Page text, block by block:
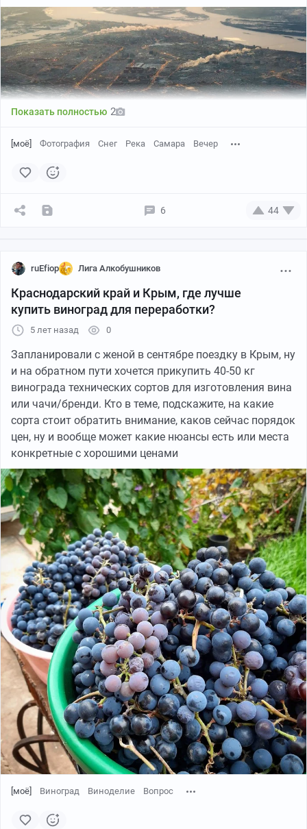
Показать полностью 2
[моё] Фотография Снег Река Самара Вечер
6 44
ruEfiop Лига Алкобушников
Краснодарский край и Крым, где лучше
купить виноград для переработки?
5 лет назад 0
Запланировали с женой в сентябре поездку в Крым, ну
и на обратном пути хочется прикупить 40-50 кг
винограда технических сортов для изготовления вина
или чачи/бренди. Кто в теме, подскажите, на какие
сорта стоит обратить внимание, каков сейчас порядок
цен, ну и вообще может какие нюансы есть или места
конкретные с хорошими ценами
[моё] Виноград Виноделие Вопрос